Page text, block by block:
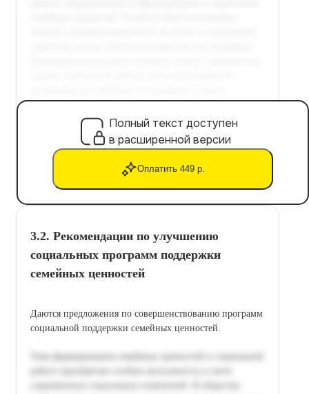
Полный текст доступен
в расширенной версии
Оплатить 449 р.
3.2. Рекомендации по улучшению
социальных программ поддержки
семейных ценностей
Даются предложения по совершенствованию программ
социальной поддержки семейных ценностей.